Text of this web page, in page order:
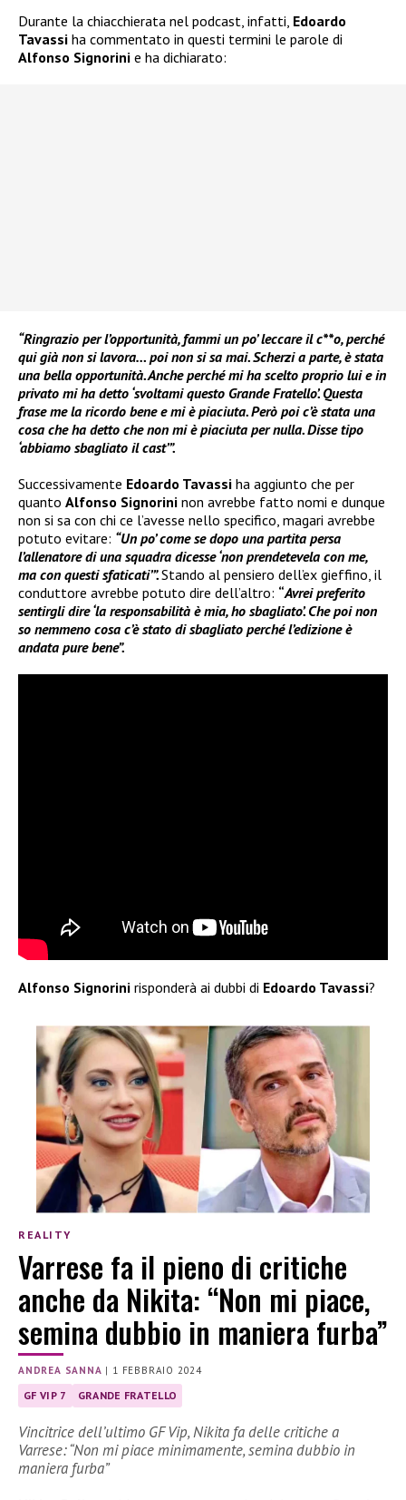
Durante la chiacchierata nel podcast, infatti, Edoardo
Tavassi ha commentato in questi termini le parole di
Alfonso Signorini e ha dichiarato:
“Ringrazio per l’opportunità, fammi un po’ leccare il c**o, perché
qui già non si lavora… poi non si sa mai. Scherzi a parte, è stata
una bella opportunità. Anche perché mi ha scelto proprio lui e in
privato mi ha detto ‘svoltami questo Grande Fratello’. Questa
frase me la ricordo bene e mi è piaciuta. Però poi c’è stata una
cosa che ha detto che non mi è piaciuta per nulla. Disse tipo
‘abbiamo sbagliato il cast’”.
Successivamente Edoardo Tavassi ha aggiunto che per
quanto Alfonso Signorini non avrebbe fatto nomi e dunque
non si sa con chi ce l’avesse nello specifico, magari avrebbe
potuto evitare: “Un po’ come se dopo una partita persa
l’allenatore di una squadra dicesse ‘non prendetevela con me,
ma con questi sfaticati’”.Stando al pensiero dell’ex gieffino, il
conduttore avrebbe potuto dire dell’altro: “Avrei preferito
sentirgli dire ‘la responsabilità è mia, ho sbagliato’. Che poi non
so nemmeno cosa c’è stato di sbagliato perché l’edizione è
andata pure bene”.
Alfonso Signorini risponderà ai dubbi di Edoardo Tavassi?
REALITY
Varrese fa il pieno di critiche
anche da Nikita: “Non mi piace,
semina dubbio in maniera furba”
ANDREA SANNA | 1 FEBBRAIO 2024
GF VIP 7 GRANDE FRATELLO
Vincitrice dell’ultimo GF Vip, Nikita fa delle critiche a
Varrese: “Non mi piace minimamente, semina dubbio in
maniera furba”